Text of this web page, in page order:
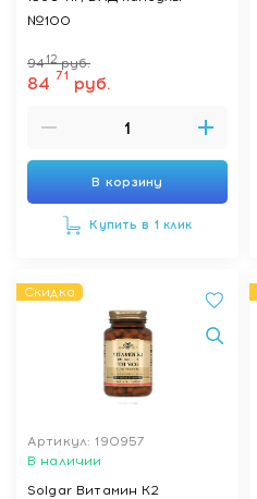
№100
9412 руб.
84 71 руб.
В корзину
Купить в 1 клик
Скидка
Артикул: 190957
В наличии
Solgar Витамин К2